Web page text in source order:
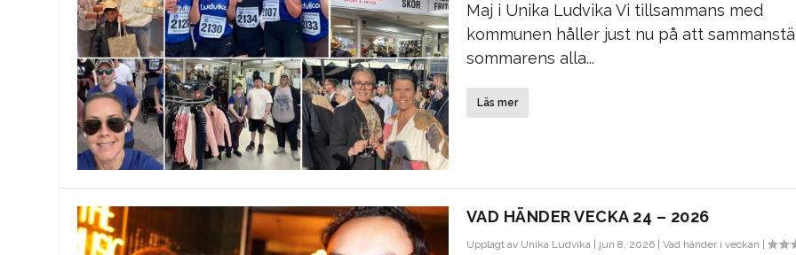
Maj i Unika Ludvika Vi tillsammans med
kommunen håller just nu på att
sommarens alla...
Läs mer
VAD HÄNDER VECKA 24 – 2026
Upplagt av Unika Ludvika | jun 8, 2026| Vad händer i veckan |